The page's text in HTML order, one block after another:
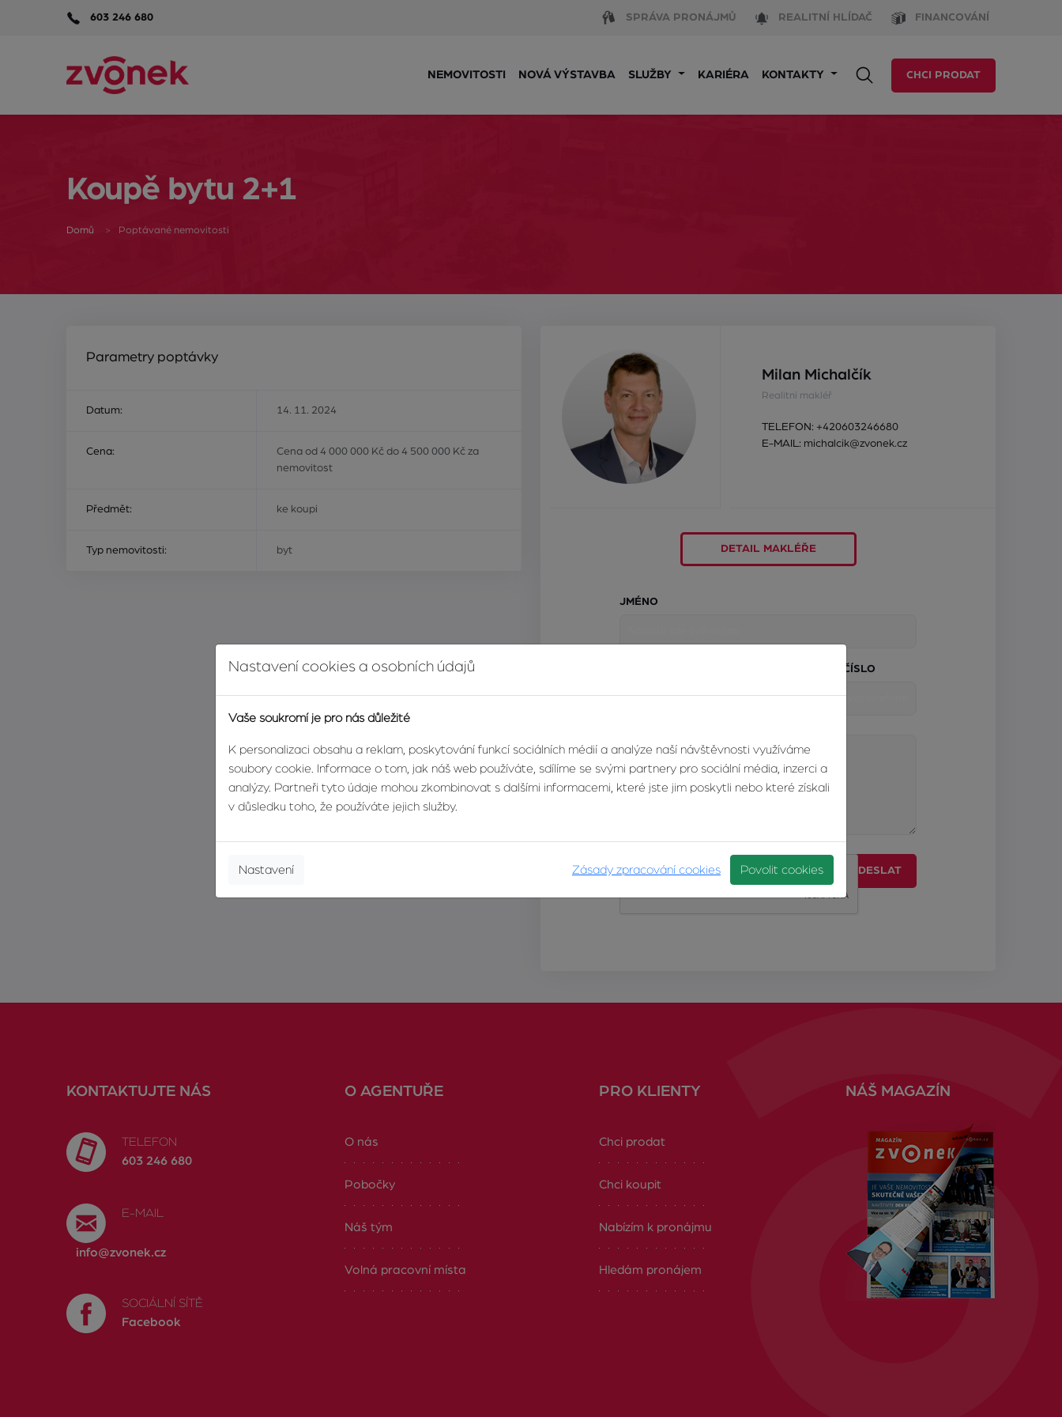
603 246 680 SPRÁVA PRONÁJMŮ REALITNÍ HLÍDAČ FINANCOVÁNÍ
NEMOVITOSTI NOVÁ VÝSTAVBA SLUŽBY KARIÉRA KONTAKTY CHCI PRODAT
Koupě bytu 2+1
Domů Poptávané nemovitosti
Parametry poptávky
Datum: 14. 11. 2024
Cena:
Cena od 4 000 000 Kč do 4 500 000 Kč za
nemovitost
Předmět: ke koupi
Typ nemovitosti: byt
Milan Michalčík
Realitní makléř
TELEFON: +420603246680
E-MAIL: michalcik@zvonek.cz
DETAIL MAKLÉŘE
JMÉNO
TELEFONNÍ ČÍSLO
ODESLAT
KONTAKTUJTE NÁS
TELEFON
603 246 680
E-MAIL
info@zvonek.cz
SOCIÁLNÍ SÍTĚ
Facebook
O AGENTUŘE
O nás
Pobočky
Náš tým
Volná pracovní místa
PRO KLIENTY
Chci prodat
Chci koupit
Nabízím k pronájmu
Hledám pronájem
NÁŠ MAGAZÍN
Nastavení cookies a osobních údajů
Vaše soukromí je pro nás důležité
K personalizaci obsahu a reklam, poskytování funkcí sociálních médií a analýze naší návštěvnosti využíváme
soubory cookie. Informace o tom, jak náš web používáte, sdílíme se svými partnery pro sociální média, inzerci a
analýzy. Partneři tyto údaje mohou zkombinovat s dalšími informacemi, které jste jim poskytli nebo které získali
v důsledku toho, že používáte jejich služby.
Zásady zpracování cookies
Nastavení Povolit cookies